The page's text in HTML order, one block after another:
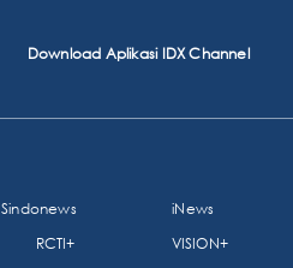
Download Aplikasi IDX Channel
Sindonews iNews
RCTI+ VISION+